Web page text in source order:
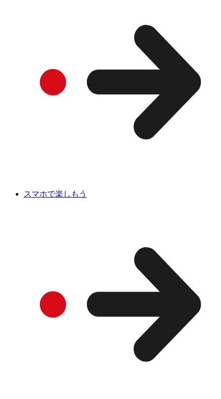
スマホで楽しもう